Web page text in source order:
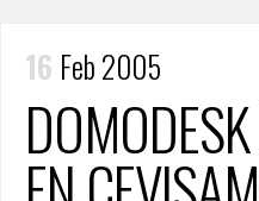
16 Feb 2005